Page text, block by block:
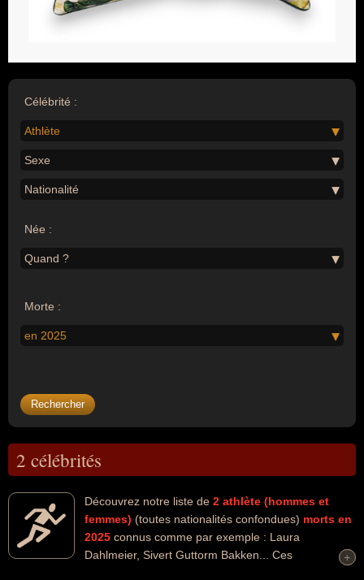
Célébrité :
Athlète
Sexe
Nationalité
Née :
Quand ?
Morte :
en 2025
2 célébrités
Découvrez notre liste de 2 athlète (hommes et
femmes) (toutes nationalités confondues) morts en
2025 connus comme par exemple : Laura
Dahlmeier, Sivert Guttorm Bakken... Ces
+
+